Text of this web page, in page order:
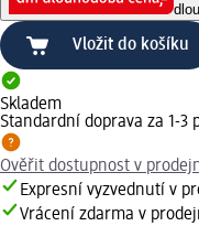
Vložit do košíku
Skladem
Standardní doprava za 1-3
Ověřit dostupnost v
Expresní vyzvednutí v
Vrácení zdarma v